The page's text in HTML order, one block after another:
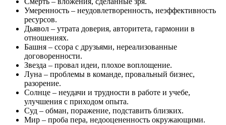
Умеренность – неудовлетворенность, неэффективность
ресурсов.
Дьявол – утрата доверия, авторитета, гармонии в
отношениях.
Башня – ссора с друзьями, нереализованные
договоренности.
Звезда – провал идеи, плохое воплощение.
Луна – проблемы в команде, провальный бизнес,
разорение.
Солнце – неудачи и трудности в работе и учебе,
улучшения с приходом опыта.
Суд – обман, поражение, подставить близких.
Мир – проба пера, недооцененность окружающими.